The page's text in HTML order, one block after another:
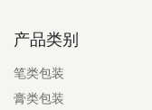
产品类别
笔类包装
膏类包装